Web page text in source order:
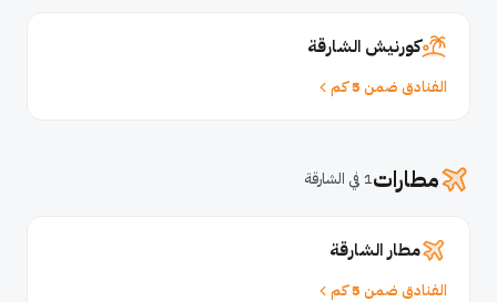
كورنيش الشارقة
الفنادق ضمن 5 كم
مطارات1 في الشارقة
مطار الشارقة
الفنادق ضمن 5 كم